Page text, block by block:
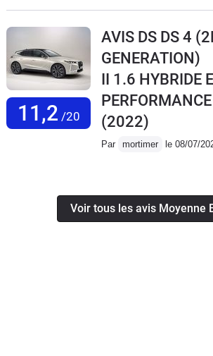
11,2 /20
AVIS DS DS 4
GENERATION)
II 1.6 HYBRIDE
(2022)
Par mortimer le 08/07/
Voir tous les avis Moyenne